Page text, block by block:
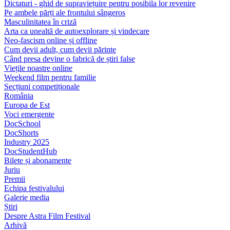
Dictaturi - ghid de supraviețuire pentru posibila lor revenire
Pe ambele părți ale frontului sângeros
Masculinitatea în criză
Arta ca unealtă de autoexplorare și vindecare
Neo-fascism online și offline
Cum devii adult, cum devii părinte
Când presa devine o fabrică de știri false
Viețile noastre online
Weekend film pentru familie
Secțiuni competiționale
România
Europa de Est
Voci emergente
DocSchool
DocShorts
Industry 2025
DocStudentHub
Bilete și abonamente
Juriu
Premii
Echipa festivalului
Galerie media
Știri
Despre Astra Film Festival
Arhivă